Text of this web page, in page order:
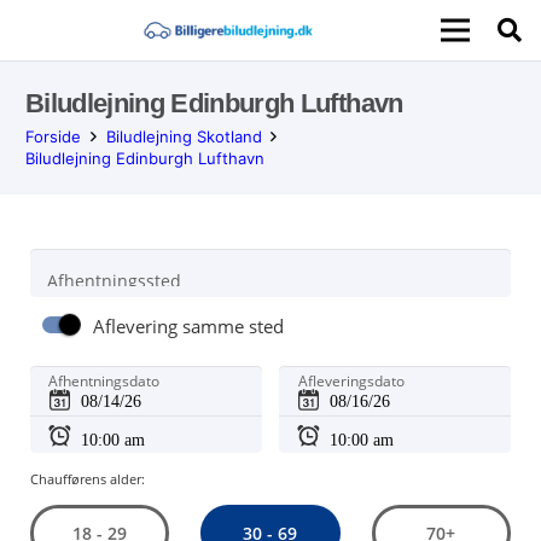
Biludlejning Edinburgh Lufthavn
Forside
Biludlejning Skotland
Biludlejning Edinburgh Lufthavn
Afhentningssted
Aflevering samme sted
Afhentningsdato Afleveringsdato
Chaufførens alder:
18 - 29 30 - 69 70+